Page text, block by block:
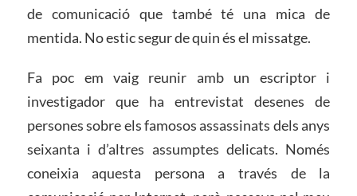
de comunicació que també té una mica de
mentida. No estic segur de quin és el missatge.
Fa poc em vaig reunir amb un escriptor i
investigador que ha entrevistat desenes de
persones sobre els famosos assassinats dels anys
seixanta i d’altres assumptes delicats. Només
coneixia aquesta persona a través de la